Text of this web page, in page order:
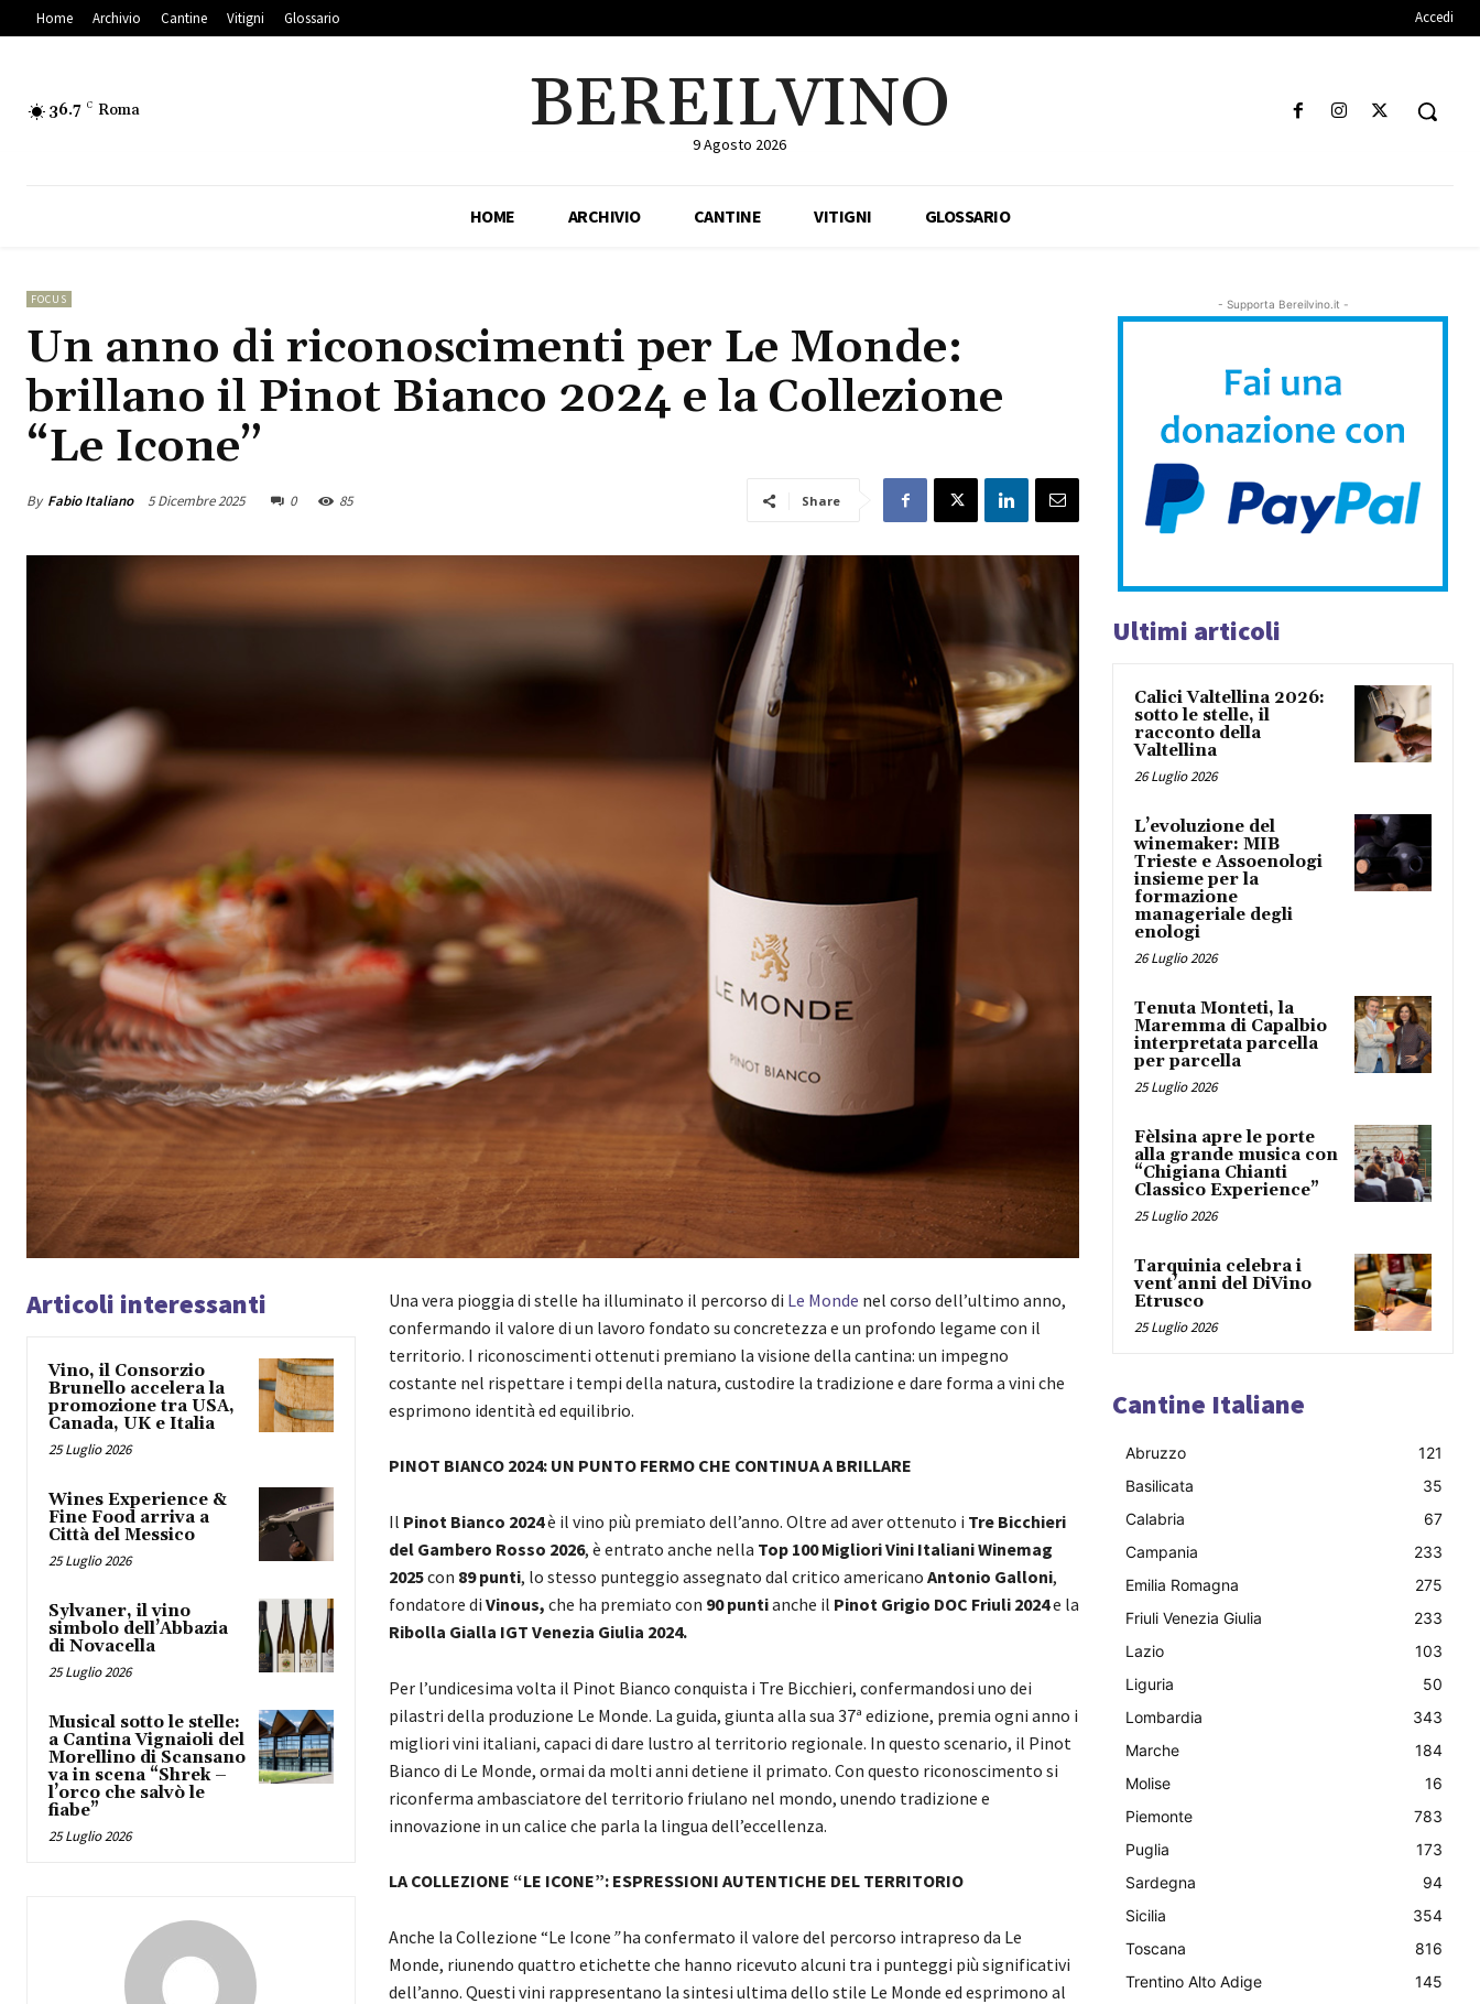
Home Archivio Cantine Vitigni Glossario Accedi
36.7 C Roma BEREILVINO
9 Agosto 2026
HOME ARCHIVIO CANTINE VITIGNI GLOSSARIO
FOCUS
Un anno di riconoscimenti per Le Monde:
brillano il Pinot Bianco 2024 e la Collezione
“Le Icone”
By Fabio Italiano 5 Dicembre 2025 0 85 Share
Articoli interessanti
Vino, il Consorzio
Brunello accelera la
promozione tra USA,
Canada, UK e Italia
25 Luglio 2026
Wines Experience &
Fine Food arriva a
Città del Messico
25 Luglio 2026
Sylvaner, il vino
simbolo dell’Abbazia
di Novacella
25 Luglio 2026
Musical sotto le stelle:
a Cantina Vignaioli del
Morellino di Scansano
va in scena “Shrek –
l’orco che salvò le
fiabe”
25 Luglio 2026
Una vera pioggia di stelle ha illuminato il percorso di Le Monde nel corso dell’ultimo anno,
confermando il valore di un lavoro fondato su concretezza e un profondo legame con il
territorio. I riconoscimenti ottenuti premiano la visione della cantina: un impegno
costante nel rispettare i tempi della natura, custodire la tradizione e dare forma a vini che
esprimono identità ed equilibrio.
PINOT BIANCO 2024: UN PUNTO FERMO CHE CONTINUA A BRILLARE
Il Pinot Bianco 2024è il vino più premiato dell’anno. Oltre ad aver ottenuto i Tre Bicchieri
del Gambero Rosso 2026, è entrato anche nella Top 100 Migliori Vini Italiani Winemag
2025con 89 punti, lo stesso punteggio assegnato dal critico americano Antonio Galloni,
fondatore di Vinous, che ha premiato con 90 puntianche il Pinot Grigio DOC Friuli 2024e la
Ribolla Gialla IGT Venezia Giulia 2024.
Per l’undicesima volta il Pinot Bianco conquista i Tre Bicchieri, confermandosi uno dei
pilastri della produzione Le Monde. La guida, giunta alla sua 37ª edizione, premia ogni anno i
migliori vini italiani, capaci di dare lustro al territorio regionale. In questo scenario, il Pinot
Bianco di Le Monde, ormai da molti anni detiene il primato. Con questo riconoscimento si
riconferma ambasciatore del territorio friulano nel mondo, unendo tradizione e
innovazione in un calice che parla la lingua dell’eccellenza.
LA COLLEZIONE “LE ICONE”: ESPRESSIONI AUTENTICHE DEL TERRITORIO
Anche la Collezione “Le Icone ”ha confermato il valore del percorso intrapreso da Le
Monde, riunendo quattro etichette che hanno ricevuto alcuni tra i punteggi più significativi
dell’anno. Questi vini rappresentano la sintesi ultima dello stile Le Monde ed esprimono al
- Supporta Bereilvino.it -
Ultimi articoli
Calici Valtellina 2026:
sotto le stelle, il
racconto della
Valtellina
26 Luglio 2026
L’evoluzione del
winemaker: MIB
Trieste e Assoenologi
insieme per la
formazione
manageriale degli
enologi
26 Luglio 2026
Tenuta Monteti, la
Maremma di Capalbio
interpretata parcella
per parcella
25 Luglio 2026
Fèlsina apre le porte
alla grande musica con
“Chigiana Chianti
Classico Experience”
25 Luglio 2026
Tarquinia celebra i
vent’anni del DiVino
Etrusco
25 Luglio 2026
Cantine Italiane
Abruzzo
121
Basilicata
35
Calabria
67
Campania
233
Emilia Romagna
275
Friuli Venezia Giulia
233
Lazio
103
Liguria
50
Lombardia
343
Marche
184
Molise
16
Piemonte
783
Puglia
173
Sardegna
94
Sicilia
354
Toscana
816
Trentino Alto Adige
145